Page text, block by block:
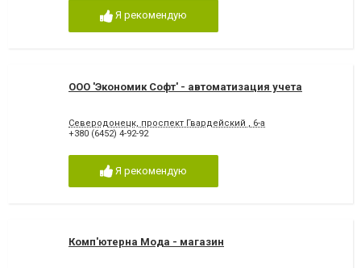
Я рекомендую
ООО 'Экономик Софт' - автоматизация учета
Северодонецк, проспект Гвардейский , 6-а
+380 (6452) 4-92-92
Я рекомендую
Комп'ютерна Мода - магазин